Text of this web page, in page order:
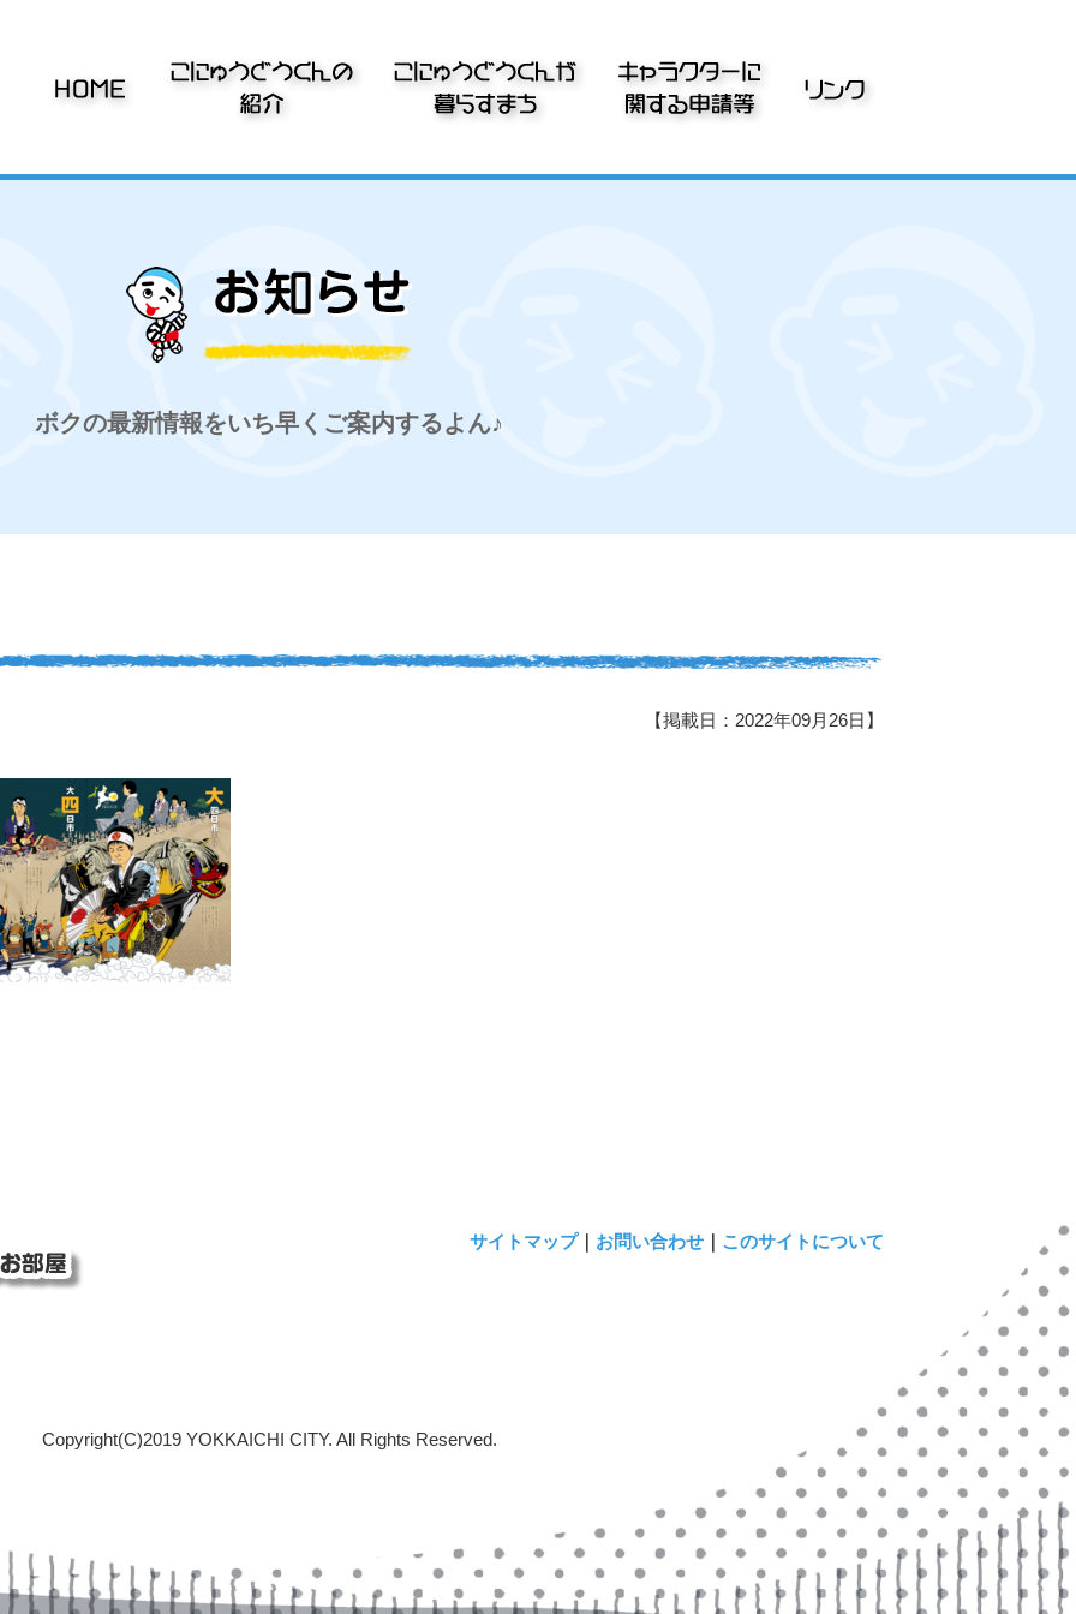
ボクの最新情報をいち早くご案内するよん♪
【掲載日：2022年09月26日】
サイトマップ｜ お問い合わせ ｜ このサイトについて
Copyright(C)2019 YOKKAICHI CITY. All Rights Reserved.